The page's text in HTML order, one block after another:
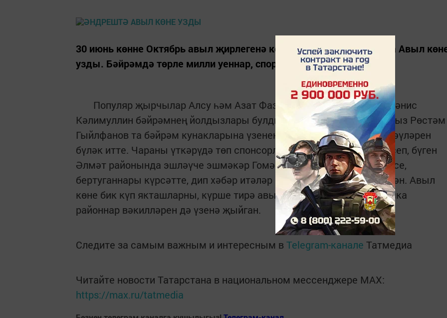
30 июнь көнне Октябрь авыл җирлегенә керүче Әндреш авылында Авыл
узды. Бәйрәмдә төрле милли уеннар, спорт бәйгеләре үткәрелде.
Популяр җырчылар Алсу һәм Азат Фазлыевлар, алып баручы Фәнис
Кәлимуллин бәйрәмнең йолдызлары булдылар. Шулай ук, якташыбыз Рөстәм
Гыйлфанов та бәйрәм кунакларына үзенең җырларын һәм тәбрикләүләрен
бүләк итте. Чараны үткәрүдә төп спонсорлыкны, Әндрештә туып үсеп, бүген
Әлмәт районында эшләүче эшмәкәр Гомәр Нәбиев һәм аның гаиләсе,
бертуганнары күрсәтте, дип хәбәр итәләр Октябрь авыл җирлегеннән. Авыл
көне бик күп якташларны, күрше тирә авылларны гына түгел, ә башка
районнар вәкилләрен дә үзенә җыйган.
Следите за самым важным и интересным в Telegram-канале Татмедиа
Читайте новости Татарстана в национальном мессенджере MАХ:
https://max.ru/tatmedia